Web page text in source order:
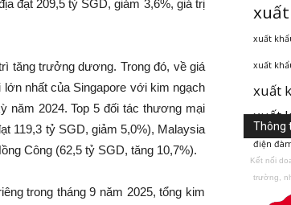
đạt 209,5 tỷ SGD, giảm 3,6%, giá trị
tăng trưởng dương. Trong đó, về giá
nhất của Singapore với kim ngạch
năm 2024. Top 5 đối tác thương mại
119,3 tỷ SGD, giảm 5,0%), Malaysia
Công (62,5 tỷ SGD, tăng 10,7%).
trong tháng 9 năm 2025, tổng kim
xuất
xuất
xuất
xuất
điện
Thông
Kết nối
trường,